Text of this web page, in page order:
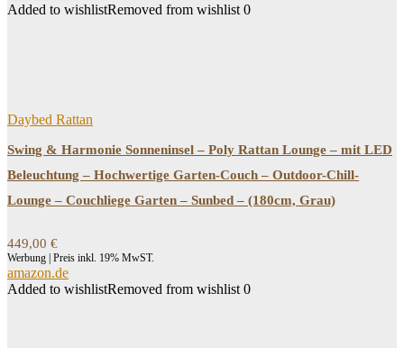
Added to wishlistRemoved from wishlist 0
Daybed Rattan
Swing & Harmonie Sonneninsel – Poly Rattan Lounge – mit LED
Beleuchtung – Hochwertige Garten-Couch – Outdoor-Chill-
Lounge – Couchliege Garten – Sunbed – (180cm, Grau)
449,00 €
Werbung | Preis inkl. 19% MwST.
amazon.de
Added to wishlistRemoved from wishlist 0